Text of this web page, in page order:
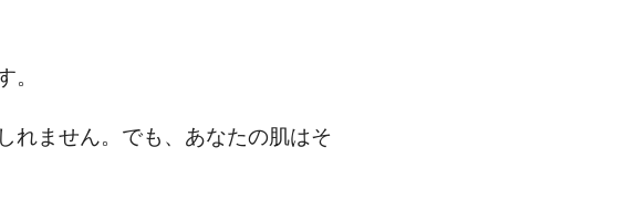
れません。でも、あなたの肌はそ